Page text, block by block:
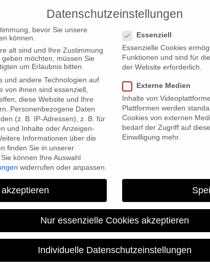
Kinostart
erfolgreichen Deutschlandpremiere startete Paul Poets
In Berlin ist der Film unter anderem vom 23.-31. Januar im
Hamburg, Köln, Leipzig, Hannover sowie 25 weitere Städte.
Datenschutzeinstellungen
bevor Sie unsere
können.
alt sind und Ihre Zustimmung
möchten, müssen Sie
um Erlaubnis bitten.
und andere Technologien auf
von ihnen sind essenziell,
diese Website und Ihre
Personenbezogene Daten
(z. B. IP-Adressen), z. B. für
und Inhalte oder Anzeigen-
Informationen über die
finden Sie in unserer
Sie können Ihre Auswahl
widerrufen oder anpassen.
Essenziell
Essenzielle Cookies
Funktionen und sind für
der Website erforderlich.
Externe Medien
Inhalte von
Plattformen werden
Cookies von externen
bedarf der Zugriff auf
Einwilligung mehr.
Nur essenzielle Cookies akzeptieren
Individuelle Datenschutzeinstellungen